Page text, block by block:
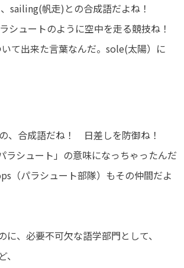
sailing(帆走)との合成語だよね！
シュートのように空中を走る競技ね！
て出来た言葉なんだ。sole(太陽）に
、合成語だね！ 日差しを防御ね！
シュート」の意味になっちゃったんだ
（パラシュート部隊）もその仲間だよ
、必要不可欠な語学部門として、
、